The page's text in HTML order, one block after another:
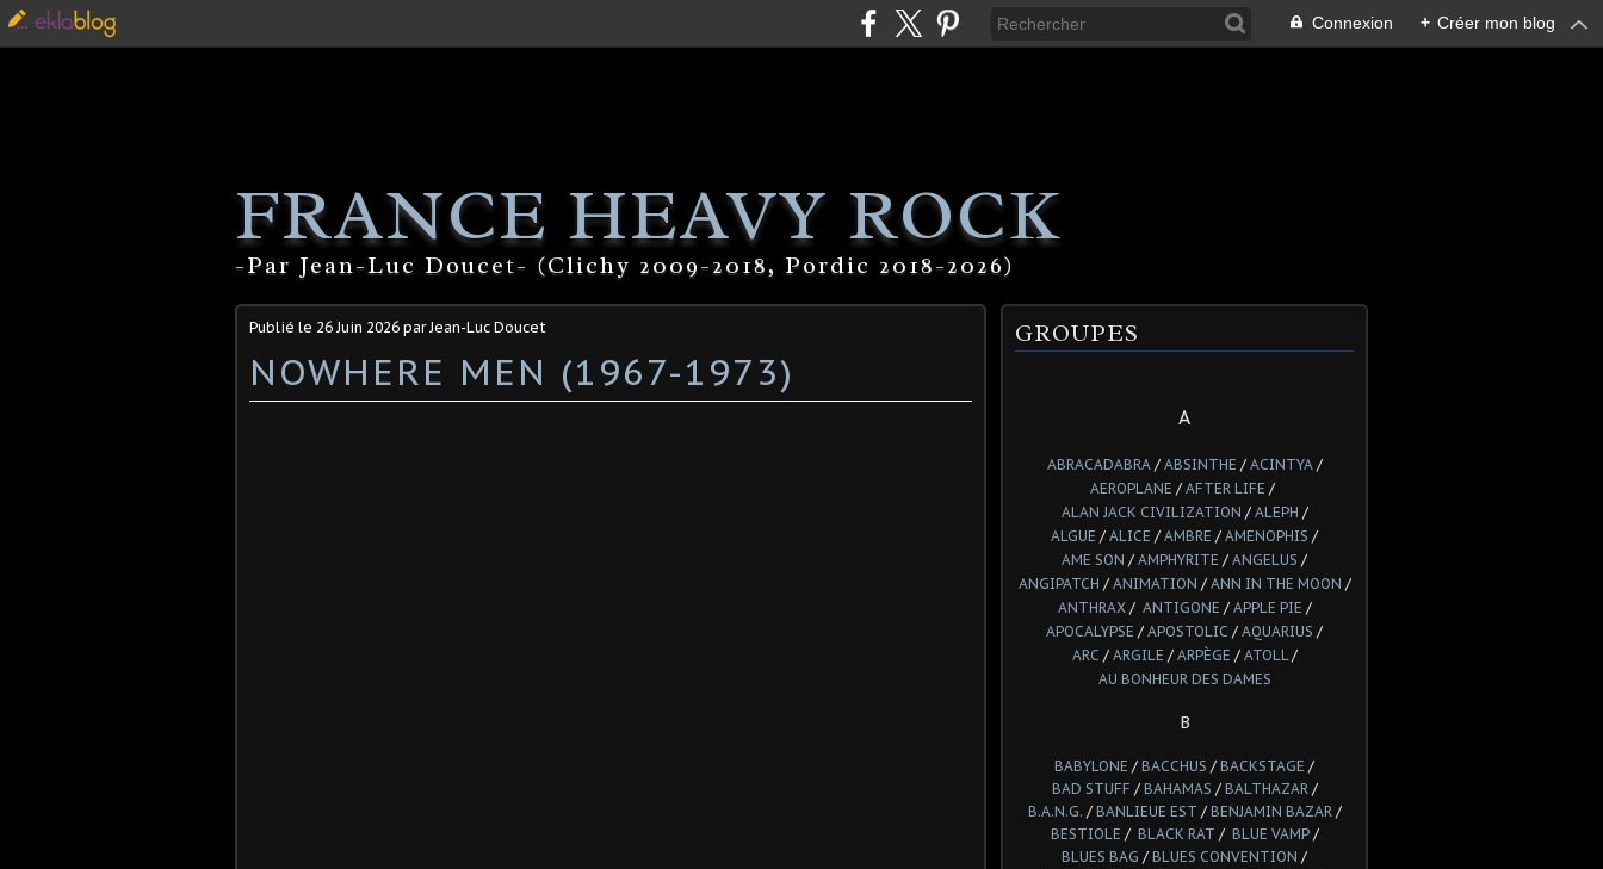
Connexion + Créer mon blog
FRANCE HEAVY ROCK
-Par Jean-Luc Doucet- (Clichy 2009-2018, Pordic 2018-2026)
Publié le 26 Juin 2026 par Jean-Luc Doucet
NOWHERE MEN (1967-1973)
GROUPES
A
ABRACADABRA/ ABSINTHE / ACINTYA/
AEROPLANE / AFTER LIFE /
ALAN JACK CIVILIZATION / ALEPH /
ALGUE / ALICE / AMBRE / AMENOPHIS /
AME SON / AMPHYRITE / ANGELUS /
ANGIPATCH / ANIMATION / ANN IN THE MOON /
ANTHRAX/ ANTIGONE / APPLE PIE /
APOCALYPSE / APOSTOLIC / AQUARIUS /
ARC / ARGILE / ARPÈGE / ATOLL/
AU BONHEUR DES DAMES
B
BABYLONE / BACCHUS / BACKSTAGE /
BAD STUFF / BAHAMAS / BALTHAZAR/
B.A.N.G. / BANLIEUE EST / BENJAMIN BAZAR/
BESTIOLE / BLACK RAT / BLUE VAMP/
BLUES BAG / BLUES CONVENTION /